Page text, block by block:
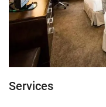
Services